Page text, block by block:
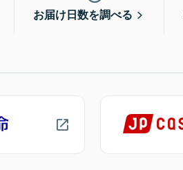
お届け日数を調べる